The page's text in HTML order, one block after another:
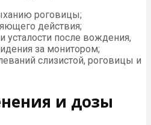
роговицы;
действия;
усталости после вождения,
за монитором;
слизистой, роговицы и
и дозы